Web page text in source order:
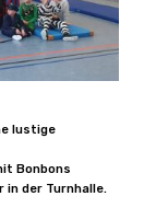
lustige
Bonbons
der Turnhalle.